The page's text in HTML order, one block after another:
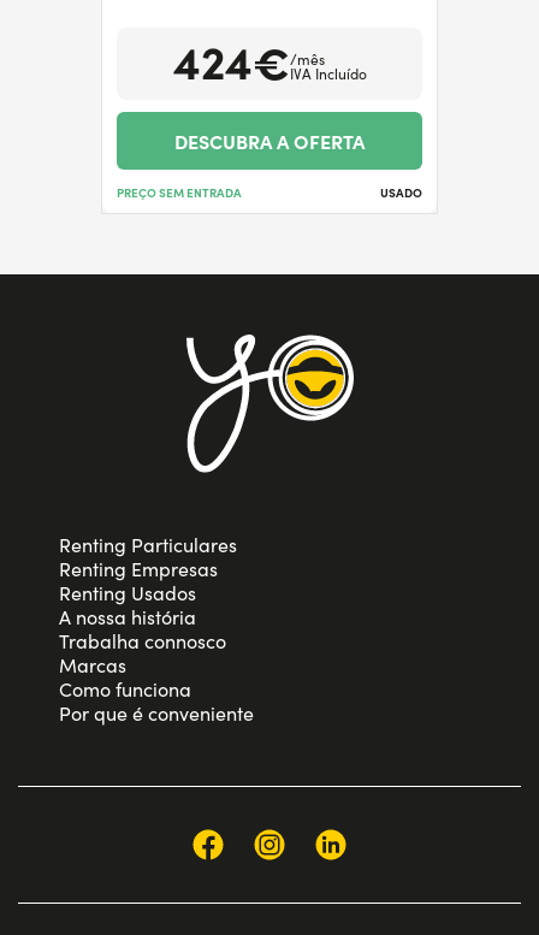
424€/mês
IVA Incluído
DESCUBRA A OFERTA
PREÇO SEM ENTRADA USADO
Renting Particulares
Renting Empresas
Renting Usados
A nossa história
Trabalha connosco
Marcas
Como funciona
Por que é conveniente